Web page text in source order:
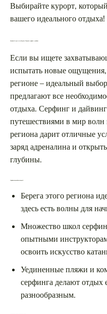
Выбирайте курорт,
вашего идеального отдыха!
Активный отдых на побережье Марокко: серфинг и дайвинг
Если вы ищете
испытать новые
регионе – идеальный
предлагают все
отдыха. Серфинг и
путешествиями в мир
региона дарит отличные
заряд адреналина и
глубины.
Серфинг: волну поймает каждый
Берега этого региона
здесь есть волны для
Множество школ
опытными
освоить искусство
Уединенные пляжи и
серфинга делают отдых
разнообразным.